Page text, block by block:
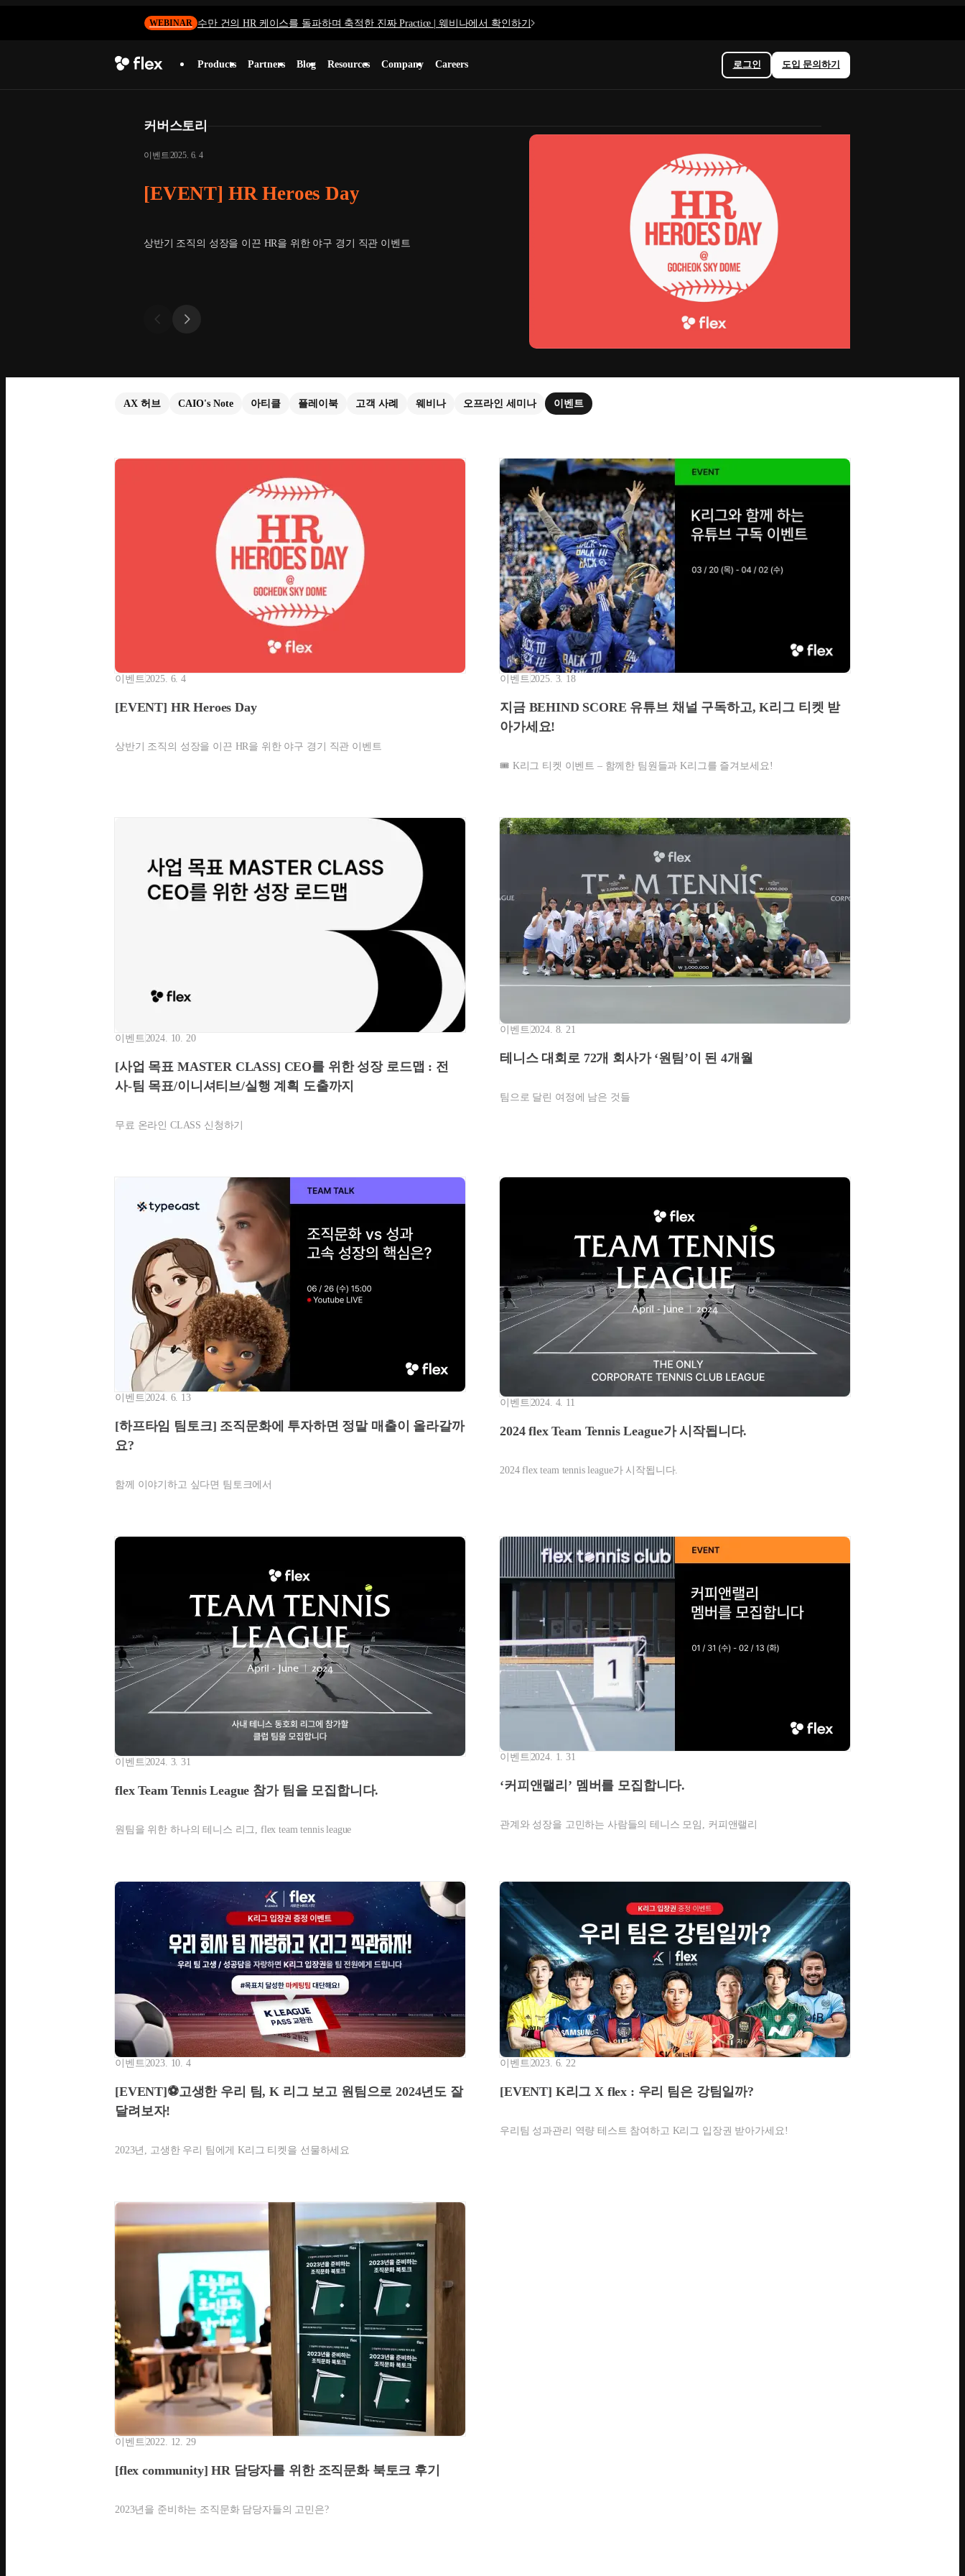
WEBINAR 수만 건의 HR 케이스를 돌파하며 축적한 진짜 Practice | 웨비나에서 확인하기
Products Partners Blog Resources Company Careers 로그인 도입 문의하기
커버스토리
이벤트 2025. 6. 4
[EVENT] HR Heroes Day
상반기 조직의 성장을 이끈 HR을 위한 야구 경기 직관 이벤트
AX 허브 CAIO's Note 아티클 플레이북 고객 사례 웨비나 오프라인 세미나 이벤트
이벤트 2025. 6. 4
[EVENT] HR Heroes Day
상반기 조직의 성장을 이끈 HR을 위한 야구 경기 직관 이벤트
이벤트 2025. 3. 18
지금 BEHIND SCORE 유튜브 채널 구독하고, K리그 티켓 받
아가세요!
🎟️ K리그 티켓 이벤트 – 함께한 팀원들과 K리그를 즐겨보세요!
이벤트 2024. 10. 20
[사업 목표 MASTER CLASS] CEO를 위한 성장 로드맵 : 전
사-팀 목표/이니셔티브/실행 계획 도출까지
무료 온라인 CLASS 신청하기
이벤트 2024. 8. 21
테니스 대회로 72개 회사가 ‘원팀’이 된 4개월
팀으로 달린 여정에 남은 것들
이벤트 2024. 6. 13
[하프타임 팀토크] 조직문화에 투자하면 정말 매출이 올라갈까
요?
함께 이야기하고 싶다면 팀토크에서
이벤트 2024. 4. 11
2024 flex Team Tennis League가 시작됩니다.
2024 flex team tennis league가 시작됩니다.
이벤트 2024. 3. 31
flex Team Tennis League 참가 팀을 모집합니다.
원팀을 위한 하나의 테니스 리그, flex team tennis league
이벤트 2024. 1. 31
‘커피앤랠리’ 멤버를 모집합니다.
관계와 성장을 고민하는 사람들의 테니스 모임, 커피앤랠리
이벤트 2023. 10. 4
[EVENT]⚽고생한 우리 팀, K 리그 보고 원팀으로 2024년도 잘
달려보자!
2023년, 고생한 우리 팀에게 K리그 티켓을 선물하세요
이벤트 2023. 6. 22
[EVENT] K리그 X flex : 우리 팀은 강팀일까?
우리팀 성과관리 역량 테스트 참여하고 K리그 입장권 받아가세요!
이벤트 2022. 12. 29
[flex community] HR 담당자를 위한 조직문화 북토크 후기
2023년을 준비하는 조직문화 담당자들의 고민은?